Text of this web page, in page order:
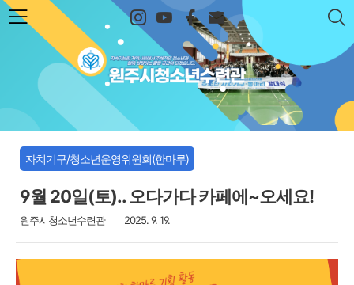
본문 바로가기
원주시청소년수련관
자치기구/청소년운영위원회(한마루)
9월 20일(토).. 오다가다 카페에~오세요!
원주시청소년수련관 2025. 9. 19.